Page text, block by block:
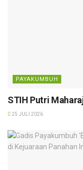
PAYAKUMBUH
STIH Putri
25 JULI 2026